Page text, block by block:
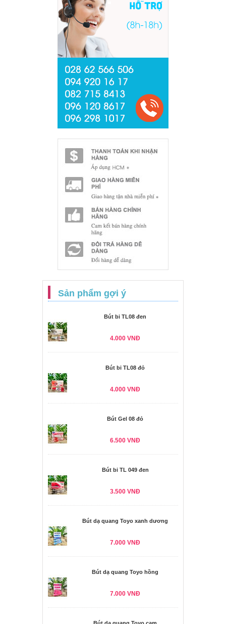
Sản phẩm gợi ý
Bút bi TL08 đen
4.000 VNĐ
Bút bi TL08 đỏ
4.000 VNĐ
Bút Gel 08 đỏ
6.500 VNĐ
Bút bi TL 049 đen
3.500 VNĐ
Bút dạ quang Toyo xanh dương
7.000 VNĐ
Bút dạ quang Toyo hồng
7.000 VNĐ